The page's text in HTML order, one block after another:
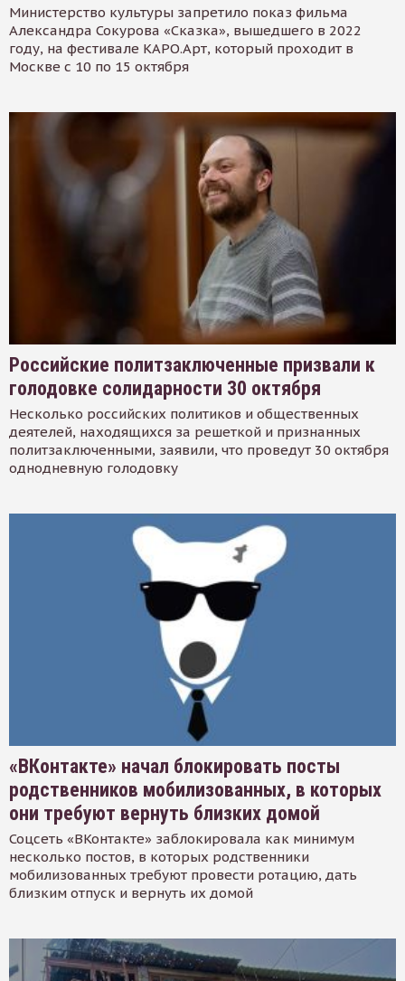
Министерство культуры запретило показ фильма
Александра Сокурова «Сказка», вышедшего в 2022
году, на фестивале КАРО.Арт, который проходит в
Москве с 10 по 15 октября
Российские политзаключенные призвали к
голодовке солидарности 30 октября
Несколько российских политиков и общественных
деятелей, находящихся за решеткой и признанных
политзаключенными, заявили, что проведут 30 октября
однодневную голодовку
«ВКонтакте» начал блокировать посты
родственников мобилизованных, в которых
они требуют вернуть близких домой
Соцсеть «ВКонтакте» заблокировала как минимум
несколько постов, в которых родственники
мобилизованных требуют провести ротацию, дать
близким отпуск и вернуть их домой